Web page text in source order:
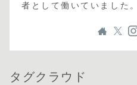
者として働いていました。
タグクラウド